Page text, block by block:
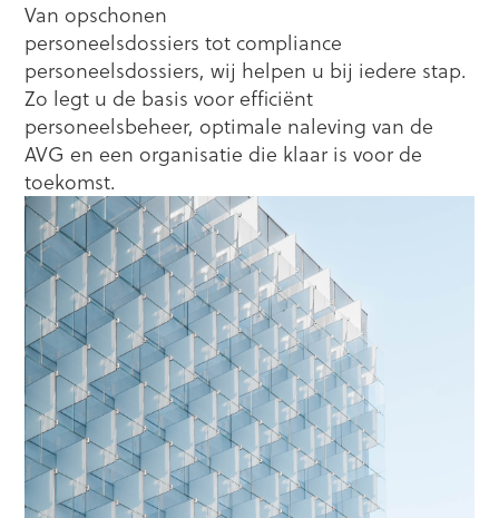
Van opschonen
personeelsdossiers tot compliance
personeelsdossiers, wij helpen u bij iedere stap.
Zo legt u de basis voor efficiënt
personeelsbeheer, optimale naleving van de
AVG en een organisatie die klaar is voor de
toekomst.